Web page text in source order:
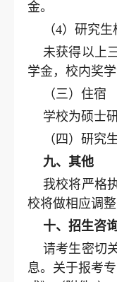
金。
（4）研究
未获得以上
学金，校内奖
（三）住宿
学校为硕士
（四）研究
九、其他
我校将严格
校将做相应调
十、招生咨
请考生密切
息。关于报考